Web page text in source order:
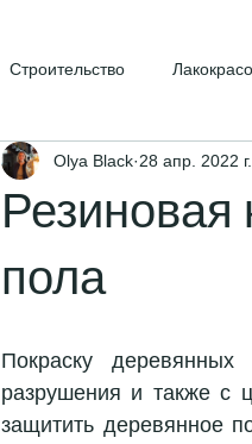
Строительство
Резиновая
пола
Olya Black 28 апр. 2022 г.
Покраску
разрушения и также с
защитить деревянное